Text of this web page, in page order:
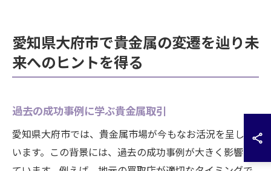
愛知県大府市で貴金属の変遷を辿り未
来へのヒントを得る
過去の成功事例に学ぶ貴金属取引
愛知県大府市では、貴金属市場が今もなお活況を呈して
います。この背景には、過去の成功事例が大きく影響し